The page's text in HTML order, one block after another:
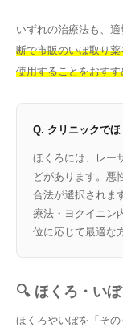
いずれの治療法も、
断で市販のいぼ取り
使用することをおす
Q. クリニックで
ほくろには、レー
どがあります。悪
合法が選択されま
療法・ヨクイニン
位に応じて最適な
🔍 ほくろ・い
ほくろやいぼを「そ